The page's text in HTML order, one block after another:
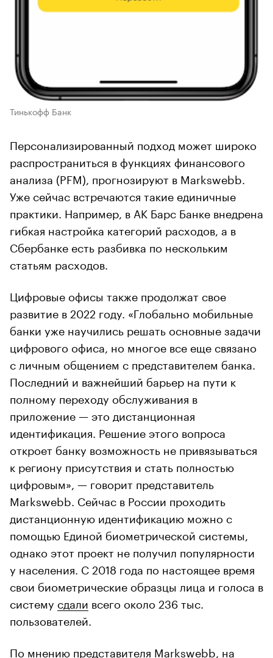
Тинькофф Банк
Персонализированный подход может широко
распространиться в функциях финансового
анализа (PFM), прогнозируют в Markswebb.
Уже сейчас встречаются такие единичные
практики. Например, в АК Барс Банке внедрена
гибкая настройка категорий расходов, а в
Сбербанке есть разбивка по нескольким
статьям расходов.
Цифровые офисы также продолжат свое
развитие в 2022 году. «Глобально мобильные
банки уже научились решать основные задачи
цифрового офиса, но многое все еще связано
с личным общением с представителем банка.
Последний и важнейший барьер на пути к
полному переходу обслуживания в
приложение — это дистанционная
идентификация. Решение этого вопроса
откроет банку возможность не привязываться
к региону присутствия и стать полностью
цифровым», — говорит представитель
Markswebb. Сейчас в России проходить
дистанционную идентификацию можно с
помощью Единой биометрической системы,
однако этот проект не получил популярности
у населения. С 2018 года по настоящее время
свои биометрические образцы лица и голоса в
систему сдали всего около 236 тыс.
пользователей.
По мнению представителя Markswebb, на